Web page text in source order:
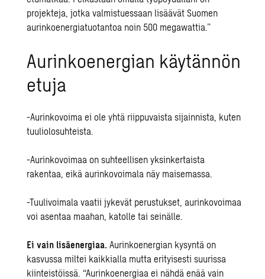
projekteja, jotka valmistuessaan lisäävät Suomen
aurinkoenergiatuotantoa noin 500 megawattia.”
Aurinkoenergian käytännön
etuja
-Aurinkovoima ei ole yhtä riippuvaista sijainnista, kuten
tuuliolosuhteista.
-Aurinkovoimaa on suhteellisen yksinkertaista
rakentaa, eikä aurinkovoimala näy maisemassa.
-Tuulivoimala vaatii jykevät perustukset, aurinkovoimaa
voi asentaa maahan, katolle tai seinälle.
Ei vain lisäenergiaa. Aurinkoenergian kysyntä on
kasvussa miltei kaikkialla mutta erityisesti suurissa
kiinteistöissä. “Aurinkoenergiaa ei nähdä enää vain